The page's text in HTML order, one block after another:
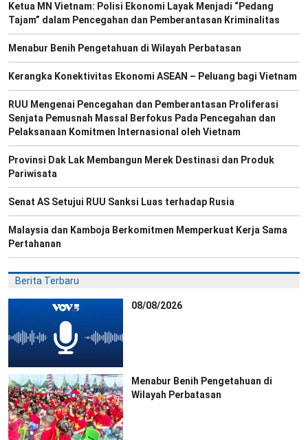
Ketua MN Vietnam: Polisi Ekonomi Layak Menjadi “Pedang
Tajam” dalam Pencegahan dan Pemberantasan Kriminalitas
Menabur Benih Pengetahuan di Wilayah Perbatasan
Kerangka Konektivitas Ekonomi ASEAN – Peluang bagi Vietnam
RUU Mengenai Pencegahan dan Pemberantasan Proliferasi
Senjata Pemusnah Massal Berfokus Pada Pencegahan dan
Pelaksanaan Komitmen Internasional oleh Vietnam
Provinsi Dak Lak Membangun Merek Destinasi dan Produk
Pariwisata
Senat AS Setujui RUU Sanksi Luas terhadap Rusia
Malaysia dan Kamboja Berkomitmen Memperkuat Kerja Sama
Pertahanan
Berita Terbaru
08/08/2026
Menabur Benih Pengetahuan di
Wilayah Perbatasan